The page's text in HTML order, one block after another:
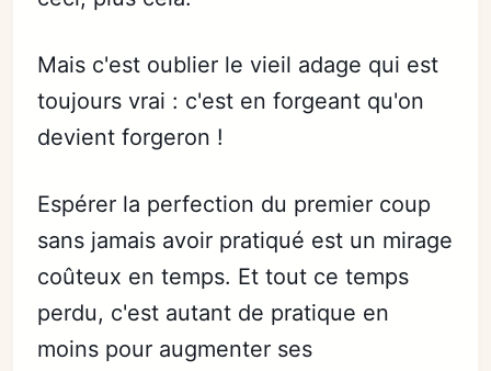
Mais c'est oublier le vieil adage qui est
toujours vrai : c'est en forgeant qu'on
devient forgeron !
Espérer la perfection du premier coup
sans jamais avoir pratiqué est un mirage
coûteux en temps. Et tout ce temps
perdu, c'est autant de pratique en
moins pour augmenter ses